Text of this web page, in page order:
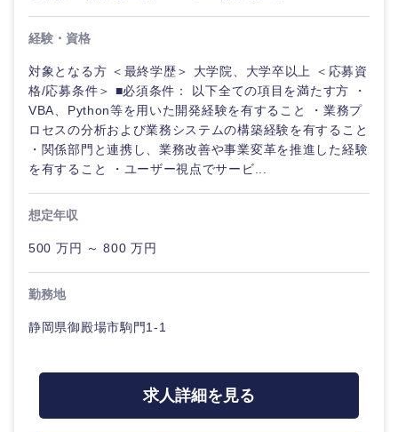
富山県
経験・資格
対象となる方 ＜最終学歴＞ 大学院、大学卒以上 ＜応募資
格/応募条件＞ ■必須条件： 以下全ての項目を満たす方 ・
VBA、Python等を用いた開発経験を有すること ・業務プ
ロセスの分析および業務システムの構築経験を有すること
・関係部門と連携し、業務改善や事業変革を推進した経験
を有すること ・ユーザー視点でサービ...
想定年収
500 万円 ～ 800 万円
勤務地
静岡県御殿場市駒門1-1
求人詳細を見る